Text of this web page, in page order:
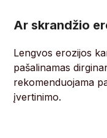
Ar skrandžio
Lengvos erozijos
pašalinamas
rekomenduojama
įvertinimo.